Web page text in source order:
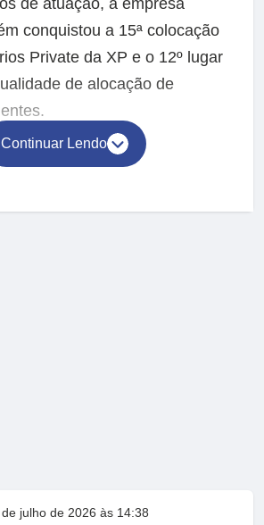
de atuação, a empresa
conquistou a 15ª colocação
Private da XP e o 12º lugar
de alocação de
Continuar Lendo
julho de 2026 às 14:38